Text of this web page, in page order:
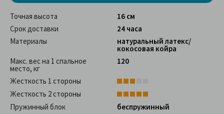
Точная высота
16 см
Срок доставки
24 часа
Материалы
натуральный латекс/
кокосовая койра
Макс. вес на 1 спальное
место, кг
120
Жесткость 1 стороны
Жесткость 2 стороны
Пружинный блок
беспружинный